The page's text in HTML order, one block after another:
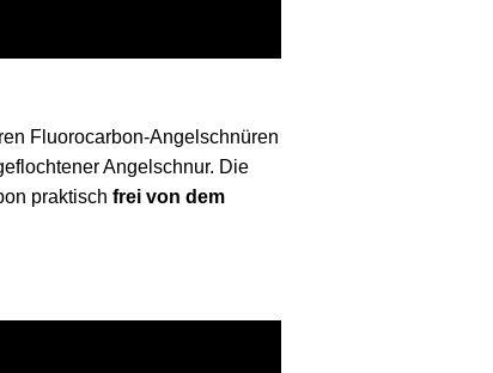
Fluorocarbon-Angelschnüren
Angelschnur. Die
praktisch frei von dem